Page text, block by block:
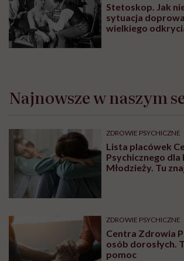
Stetoskop. Jak
sytuacja
wielkiego
Najnowsze w naszym
ZDROWIE PSYCHICZNE
Lista placówek
Psychicznego dla
Młodzieży. Tu
ZDROWIE PSYCHICZNE
Centra Zdrowia
osób dorosłych.
pomoc